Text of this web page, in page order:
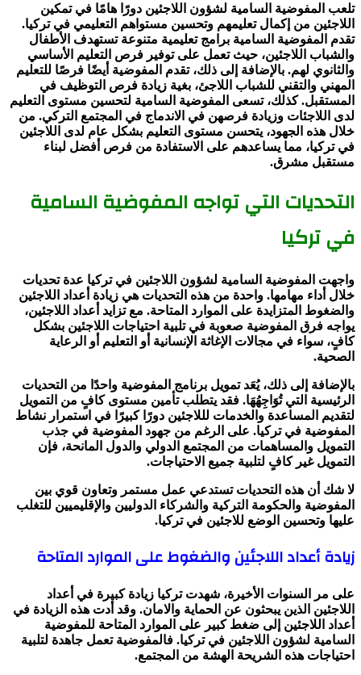
تلعب المفوضية السامية لشؤون اللاجئين دورًا هامًا في تمكين
اللاجئين من إكمال تعليمهم وتحسين مستواهم التعليمي في تركيا.
تقدم المفوضية السامية برامج تعليمية متنوعة تستهدف الأطفال
والشباب اللاجئين، حيث تعمل على توفير فرص التعليم الأساسي
والثانوي لهم. بالإضافة إلى ذلك، تقدم المفوضية أيضًا فرصًا للتعليم
المهني والتقني للشباب اللاجئ، بغية زيادة فرص التوظيف في
المستقبل. كذلك، تسعى المفوضية السامية لتحسين مستوى التعليم
لدى اللاجئات وزيادة فرصهن في الاندماج في المجتمع التركي. من
خلال هذه الجهود، يتحسن مستوى التعليم بشكل عام لدى اللاجئين
في تركيا، مما يساعدهم على الاستفادة من فرص أفضل لبناء
مستقبل مشرق.
التحديات التي تواجه المفوضية السامية
في تركيا
واجهت المفوضية السامية لشؤون اللاجئين في تركيا عدة تحديات
خلال أداء مهامها. واحدة من هذه التحديات هي زيادة أعداد اللاجئين
والضغوط المتزايدة على الموارد المتاحة. مع تزايد أعداد اللاجئين،
يواجه فرق المفوضية صعوبة في تلبية احتياجات اللاجئين بشكل
كافٍ، سواء في مجالات الإغاثة الإنسانية أو التعليم أو الرعاية
الصحية.
بالإضافة إلى ذلك، يُعَد تمويل برنامج المفوضية واحدًا من التحديات
الرئيسية التي تُوَاجِهُهَا. فقد يتطلب تأمين مستوى كافٍ من التمويل
لتقديم المساعدة والخدمات لللاجئين دورًا كبيرًا في استمرار نشاط
المفوضية في تركيا. على الرغم من جهود المفوضية في جذب
التمويل والمساهمات من المجتمع الدولي والدول المانحة، فإن
التمويل غير كافٍ لتلبية جميع الاحتياجات.
لا شك أن هذه التحديات تستدعي عمل مستمر وتعاون قوي بين
المفوضية والحكومة التركية والشركاء الدوليين والإقليميين للتغلب
عليها وتحسين الوضع للاجئين في تركيا.
زيادة أعداد اللاجئين والضغوط على الموارد المتاحة
على مر السنوات الأخيرة، شهدت تركيا زيادة كبيرة في أعداد
اللاجئين الذين يبحثون عن الحماية والامان. وقد أدت هذه الزيادة في
أعداد اللاجئين إلى ضغط كبير على الموارد المتاحة للمفوضية
السامية لشؤون اللاجئين في تركيا. فالمفوضية تعمل جاهدة لتلبية
احتياجات هذه الشريحة الهشة من المجتمع.